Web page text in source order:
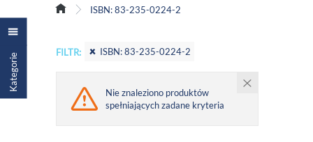
ISBN: 83-235-0224-2
Kategorie FILTR: ISBN: 83-235-0224-2
Nie znaleziono produktów
spełniających zadane kryteria